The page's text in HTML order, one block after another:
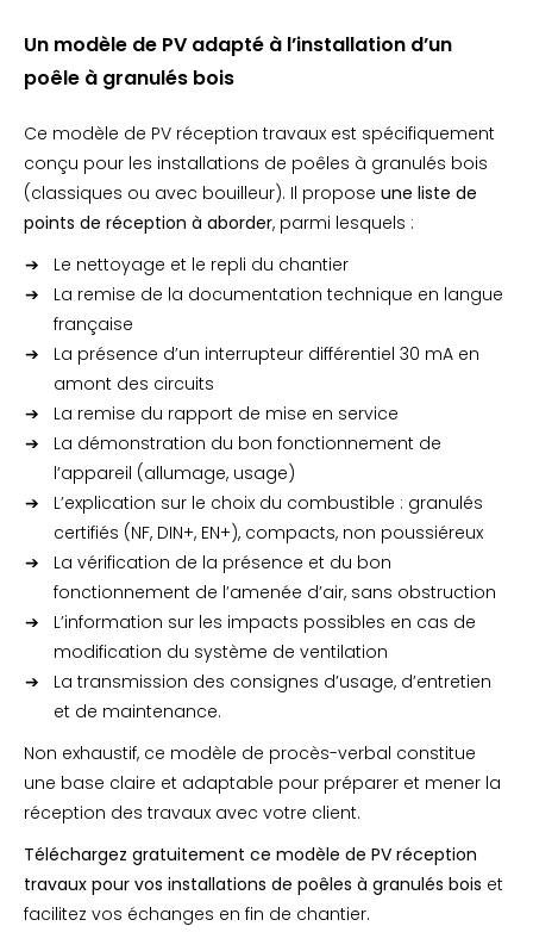
Un modèle de PV adapté à l’installation d’un
poêle à granulés bois
Ce modèle de PV réception travaux est spécifiquement
conçu pour les installations de poêles à granulés bois
(classiques ou avec bouilleur). Il propose une liste de
points de réception à aborder, parmi lesquels :
Le nettoyage et le repli du chantier
La remise de la documentation technique en langue
française
La présence d’un interrupteur différentiel 30 mA en
amont des circuits
La remise du rapport de mise en service
La démonstration du bon fonctionnement de
l’appareil (allumage, usage)
L’explication sur le choix du combustible : granulés
certifiés (NF, DIN+, EN+), compacts, non poussiéreux
La vérification de la présence et du bon
fonctionnement de l’amenée d’air, sans obstruction
L’information sur les impacts possibles en cas de
modification du système de ventilation
La transmission des consignes d’usage, d’entretien
et de maintenance.
Non exhaustif, ce modèle de procès-verbal constitue
une base claire et adaptable pour préparer et mener la
réception des travaux avec votre client.
Téléchargez gratuitement ce modèle de PV réception
travaux pour vos installations de poêles à granulés bois et
facilitez vos échanges en fin de chantier.